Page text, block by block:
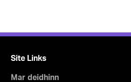
Site Links
Mar deidhinn